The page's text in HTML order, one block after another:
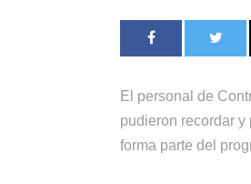
El personal de
pudieron recordar
forma parte del